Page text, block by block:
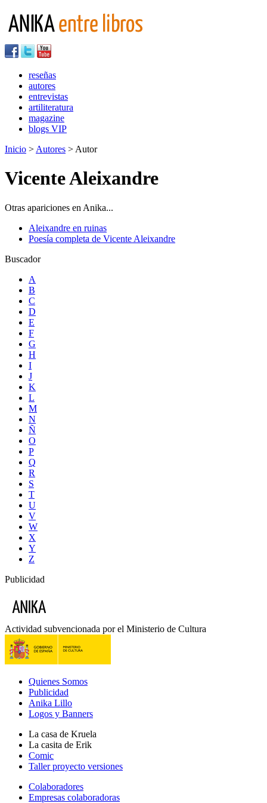
reseñas
autores
entrevistas
artiliteratura
magazine
blogs VIP
Inicio > Autores > Autor
Vicente Aleixandre
Otras apariciones en Anika...
Aleixandre en ruinas
Poesía completa de Vicente Aleixandre
Buscador
A
B
C
D
E
F
G
H
I
J
K
L
M
N
Ñ
O
P
Q
R
S
T
U
V
W
X
Y
Z
Publicidad
Actividad subvencionada por el Ministerio de Cultura
Quienes Somos
Publicidad
Anika Lillo
Logos y Banners
La casa de Kruela
La casita de Erik
Comic
Taller proyecto versiones
Colaboradores
Empresas colaboradoras